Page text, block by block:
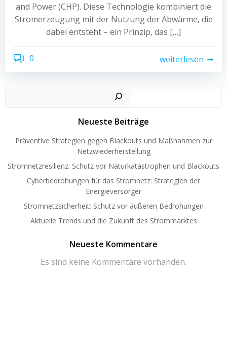
and Power (CHP). Diese Technologie kombiniert die
Stromerzeugung mit der Nutzung der Abwärme, die
dabei entsteht – ein Prinzip, das […]
0 weiterlesen
Neueste Beiträge
Präventive Strategien gegen Blackouts und Maßnahmen zur
Netzwiederherstellung
Stromnetzresilienz: Schutz vor Naturkatastrophen und Blackouts
Cyberbedrohungen für das Stromnetz: Strategien der
Energieversorger
Stromnetzsicherheit: Schutz vor äußeren Bedrohungen
Aktuelle Trends und die Zukunft des Strommarktes
Neueste Kommentare
Es sind keine Kommentare vorhanden.